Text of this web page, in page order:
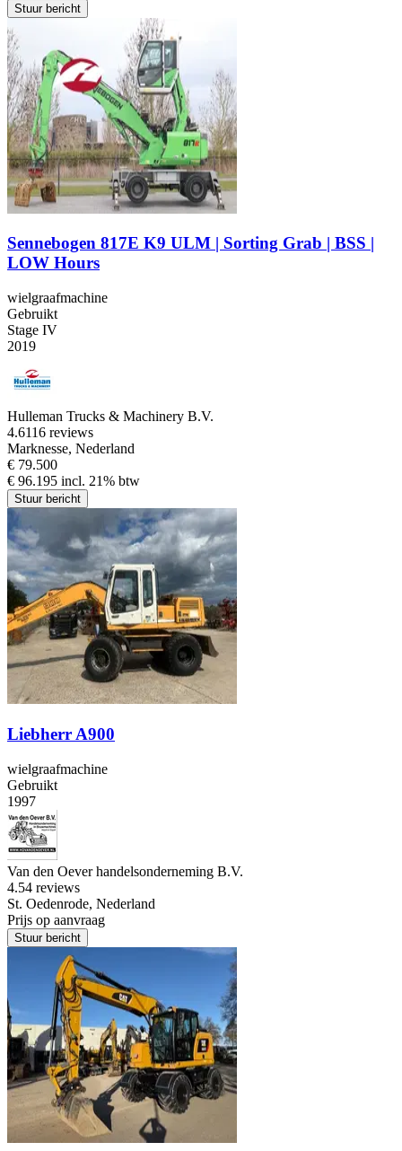
Stuur bericht
Sennebogen 817E K9 ULM | Sorting Grab | BSS |
LOW Hours
wielgraafmachine
Gebruikt
Stage IV
2019
Hulleman Trucks & Machinery B.V.
4.6116 reviews
Marknesse, Nederland
€ 79.500
€ 96.195 incl. 21% btw
Stuur bericht
Liebherr A900
wielgraafmachine
Gebruikt
1997
Van den Oever handelsonderneming B.V.
4.54 reviews
St. Oedenrode, Nederland
Prijs op aanvraag
Stuur bericht